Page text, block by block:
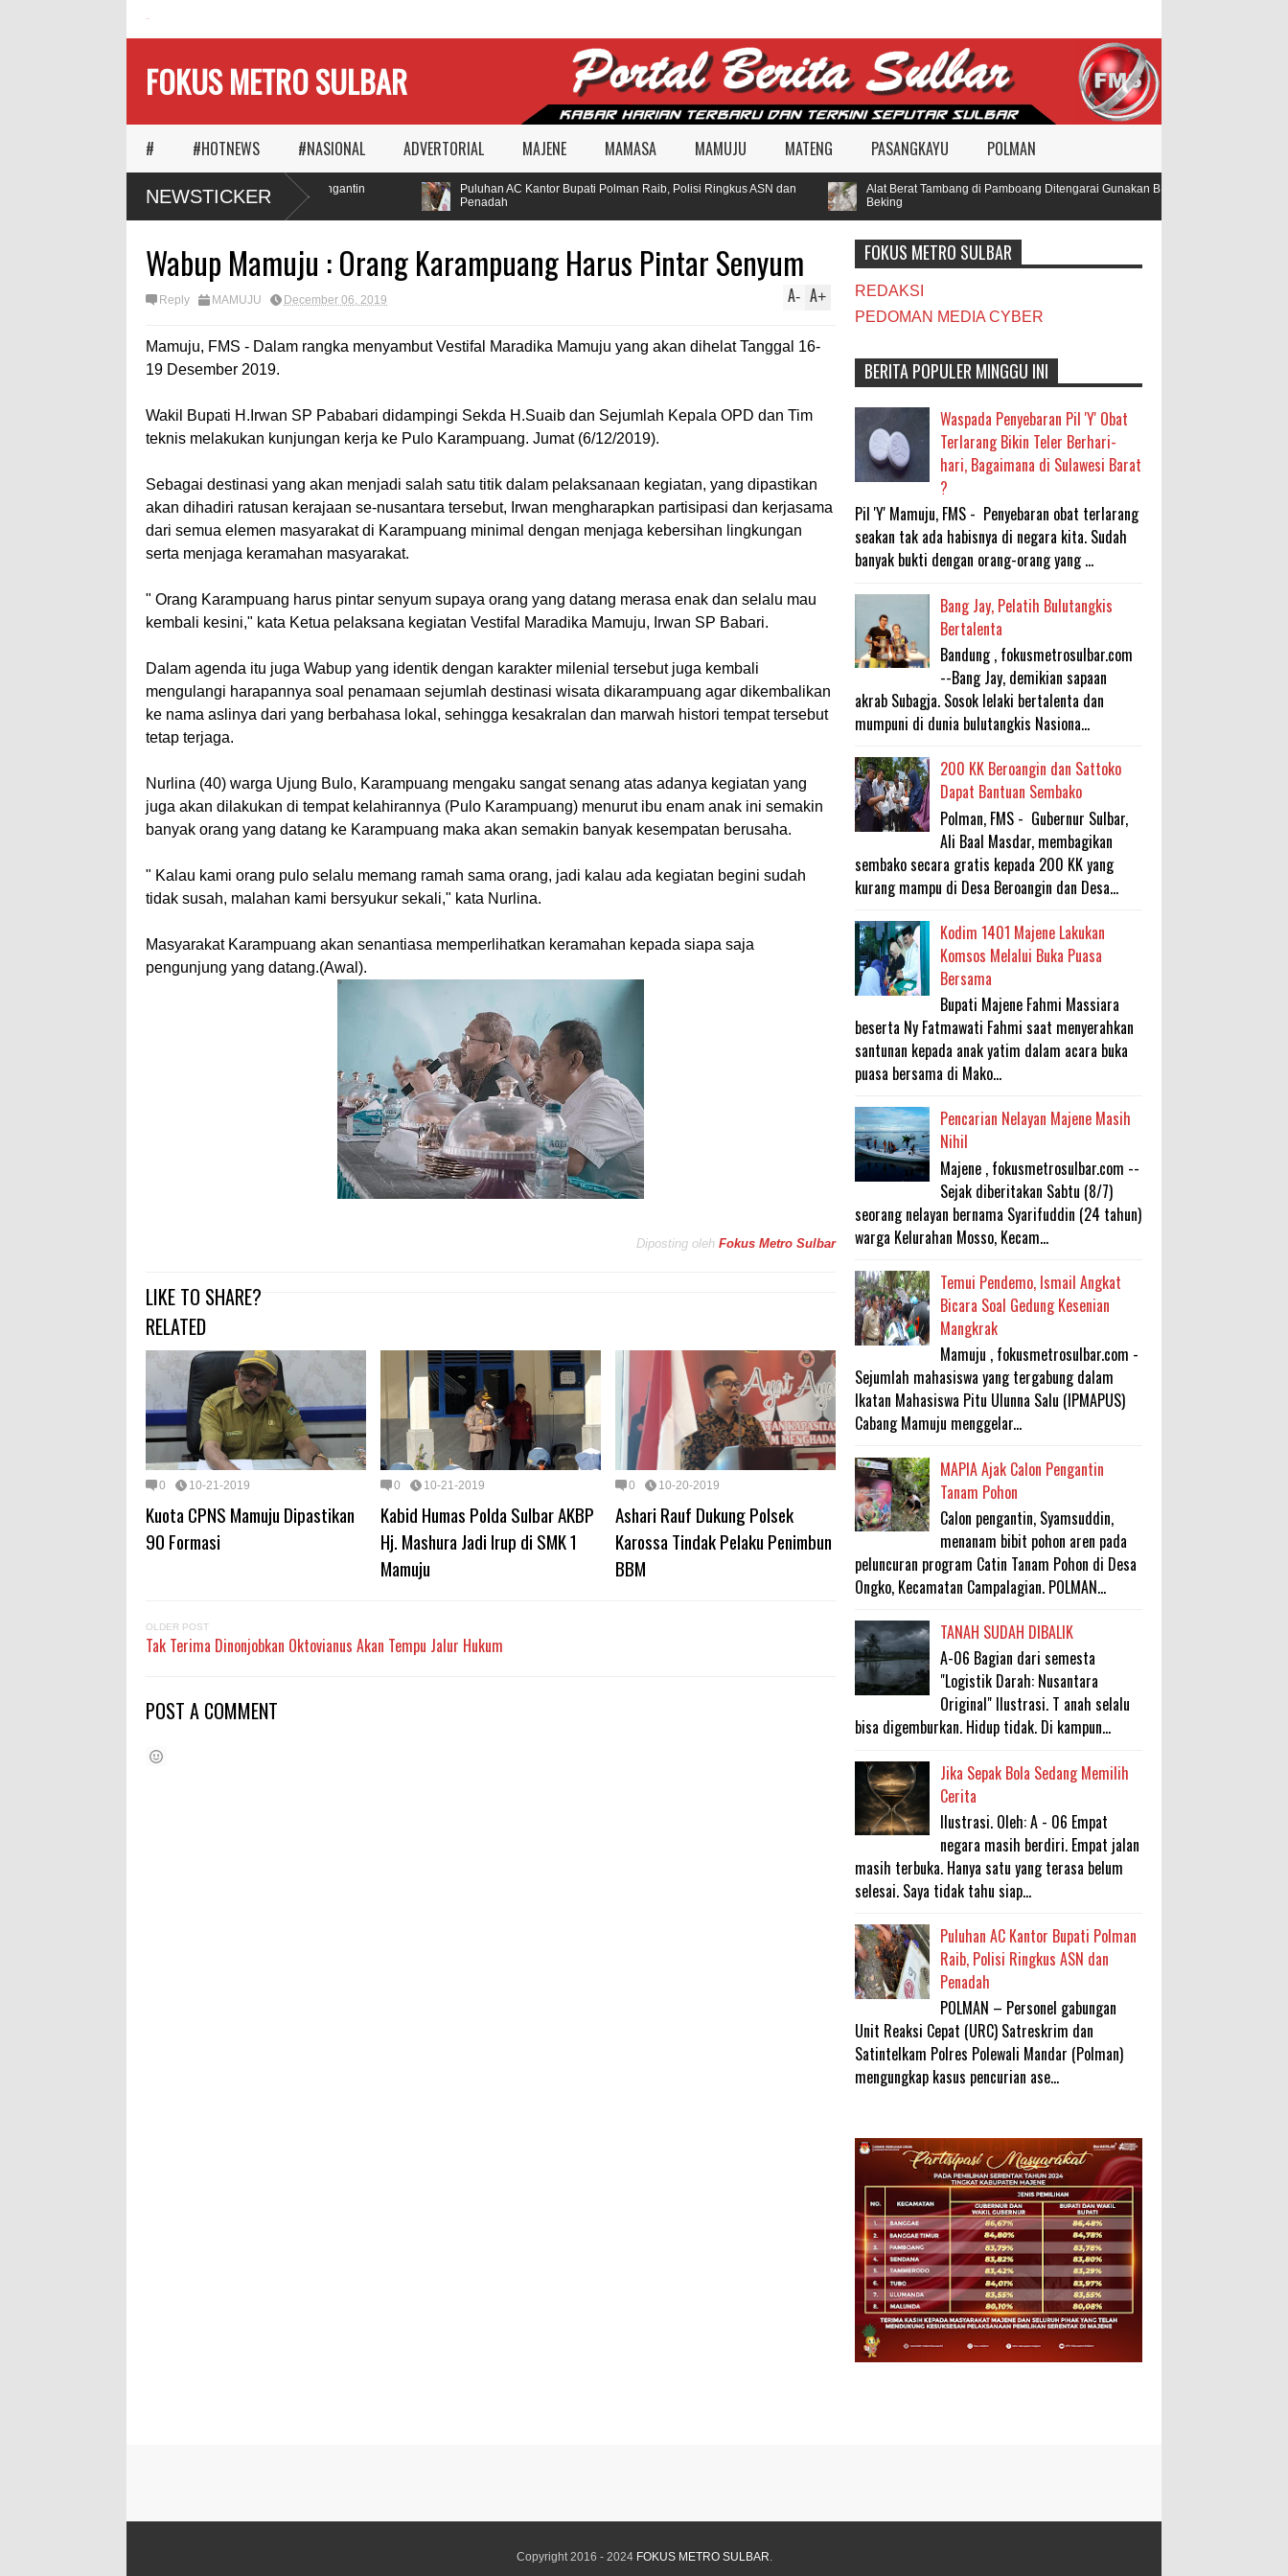
FOKUS METRO SULBAR
# #HOTNEWS #NASIONAL ADVERTORIAL MAJENE MAMASA MAMUJU MATENG PASANGKAYU POLMAN
NEWSTICKER
MAPIA Ajak Calon Pengantin
Tanam Pohon
Puluhan AC Kantor Bupati Polman Raib, Polisi Ringkus ASN dan
Penadah
Alat Berat Tambang di Pamboang Ditengarai Gunakan BBM Subsidi, Oknum TNI
Beking
Wabup Mamuju : Orang Karampuang Harus Pintar Senyum
Reply MAMUJU December 06, 2019 A+
A-
Mamuju, FMS - Dalam rangka menyambut Vestifal Maradika Mamuju yang akan dihelat Tanggal 16-
19 Desember 2019.
Wakil Bupati H.Irwan SP Pababari didampingi Sekda H.Suaib dan Sejumlah Kepala OPD dan Tim
teknis melakukan kunjungan kerja ke Pulo Karampuang. Jumat (6/12/2019).
Sebagai destinasi yang akan menjadi salah satu titik dalam pelaksanaan kegiatan, yang dipastikan
akan dihadiri ratusan kerajaan se-nusantara tersebut, Irwan mengharapkan partisipasi dan kerjasama
dari semua elemen masyarakat di Karampuang minimal dengan menjaga kebersihan lingkungan
serta menjaga keramahan masyarakat.
" Orang Karampuang harus pintar senyum supaya orang yang datang merasa enak dan selalu mau
kembali kesini," kata Ketua pelaksana kegiatan Vestifal Maradika Mamuju, Irwan SP Babari.
Dalam agenda itu juga Wabup yang identik dengan karakter milenial tersebut juga kembali
mengulangi harapannya soal penamaan sejumlah destinasi wisata dikarampuang agar dikembalikan
ke nama aslinya dari yang berbahasa lokal, sehingga kesakralan dan marwah histori tempat tersebut
tetap terjaga.
Nurlina (40) warga Ujung Bulo, Karampuang mengaku sangat senang atas adanya kegiatan yang
juga akan dilakukan di tempat kelahirannya (Pulo Karampuang) menurut ibu enam anak ini semakin
banyak orang yang datang ke Karampuang maka akan semakin banyak kesempatan berusaha.
" Kalau kami orang pulo selalu memang ramah sama orang, jadi kalau ada kegiatan begini sudah
tidak susah, malahan kami bersyukur sekali," kata Nurlina.
Masyarakat Karampuang akan senantiasa memperlihatkan keramahan kepada siapa saja
pengunjung yang datang.(Awal).
Diposting oleh Fokus Metro Sulbar
LIKE TO SHARE?
RELATED
0 10-21-2019
Kuota CPNS Mamuju Dipastikan
90 Formasi
0 10-21-2019
Kabid Humas Polda Sulbar AKBP
Hj. Mashura Jadi Irup di SMK 1
Mamuju
0 10-20-2019
Ashari Rauf Dukung Polsek
Karossa Tindak Pelaku Penimbun
BBM
OLDER POST
Tak Terima Dinonjobkan Oktovianus Akan Tempu Jalur Hukum
POST A COMMENT
FOKUS METRO SULBAR
REDAKSI
PEDOMAN MEDIA CYBER
BERITA POPULER MINGGU INI
Waspada Penyebaran Pil 'Y' Obat
Terlarang Bikin Teler Berhari-
hari, Bagaimana di Sulawesi Barat
?
Pil 'Y' Mamuju, FMS - Penyebaran obat terlarang
seakan tak ada habisnya di negara kita. Sudah
banyak bukti dengan orang-orang yang ...
Bang Jay, Pelatih Bulutangkis
Bertalenta
Bandung , fokusmetrosulbar.com
--Bang Jay, demikian sapaan
akrab Subagja. Sosok lelaki bertalenta dan
mumpuni di dunia bulutangkis Nasiona...
200 KK Beroangin dan Sattoko
Dapat Bantuan Sembako
Polman, FMS - Gubernur Sulbar,
Ali Baal Masdar, membagikan
sembako secara gratis kepada 200 KK yang
kurang mampu di Desa Beroangin dan Desa...
Kodim 1401 Majene Lakukan
Komsos Melalui Buka Puasa
Bersama
Bupati Majene Fahmi Massiara
beserta Ny Fatmawati Fahmi saat menyerahkan
santunan kepada anak yatim dalam acara buka
puasa bersama di Mako...
Pencarian Nelayan Majene Masih
Nihil
Majene , fokusmetrosulbar.com --
Sejak diberitakan Sabtu (8/7)
seorang nelayan bernama Syarifuddin (24 tahun)
warga Kelurahan Mosso, Kecam...
Temui Pendemo, Ismail Angkat
Bicara Soal Gedung Kesenian
Mangkrak
Mamuju , fokusmetrosulbar.com -
Sejumlah mahasiswa yang tergabung dalam
Ikatan Mahasiswa Pitu Ulunna Salu (IPMAPUS)
Cabang Mamuju menggelar...
MAPIA Ajak Calon Pengantin
Tanam Pohon
Calon pengantin, Syamsuddin,
menanam bibit pohon aren pada
peluncuran program Catin Tanam Pohon di Desa
Ongko, Kecamatan Campalagian. POLMAN...
TANAH SUDAH DIBALIK
A-06 Bagian dari semesta
"Logistik Darah: Nusantara
Original" Ilustrasi. T anah selalu
bisa digemburkan. Hidup tidak. Di kampun...
Jika Sepak Bola Sedang Memilih
Cerita
Ilustrasi. Oleh: A - 06 Empat
negara masih berdiri. Empat jalan
masih terbuka. Hanya satu yang terasa belum
selesai. Saya tidak tahu siap...
Puluhan AC Kantor Bupati Polman
Raib, Polisi Ringkus ASN dan
Penadah
POLMAN – Personel gabungan
Unit Reaksi Cepat (URC) Satreskrim dan
Satintelkam Polres Polewali Mandar (Polman)
mengungkap kasus pencurian ase...
Copyright 2016 - 2024 FOKUS METRO SULBAR.